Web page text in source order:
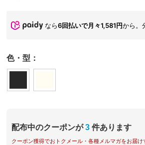
なら6回払いで月々1,581円から。
色・型：
配布中のクーポンが 3 件あります
クーポン獲得でおトクメール・各種メルマガをお届け